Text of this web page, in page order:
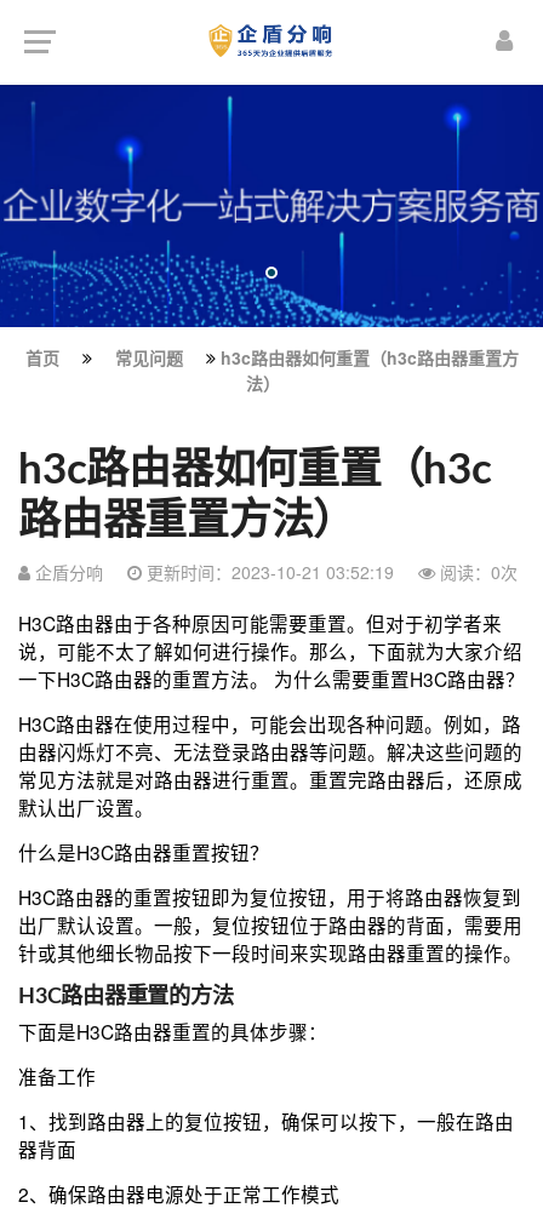
首页 常见问题
h3c路由器如何重置（h3c路由器重置方
法）
h3c路由器如何重置（h3c
路由器重置方法）
企盾分响 更新时间：2023-10-21 03:52:19 阅读： 0次
H3C路由器由于各种原因可能需要重置。但对于初学者来
说，可能不太了解如何进行操作。那么，下面就为大家介绍
一下H3C路由器的重置方法。 为什么需要重置H3C路由器？
H3C路由器在使用过程中，可能会出现各种问题。例如，路
由器闪烁灯不亮、无法登录路由器等问题。解决这些问题的
常见方法就是对路由器进行重置。重置完路由器后，还原成
默认出厂设置。
什么是H3C路由器重置按钮？
H3C路由器的重置按钮即为复位按钮，用于将路由器恢复到
出厂默认设置。一般，复位按钮位于路由器的背面，需要用
针或其他细长物品按下一段时间来实现路由器重置的操作。
H3C路由器重置的方法
下面是H3C路由器重置的具体步骤：
准备工作
1、找到路由器上的复位按钮，确保可以按下，一般在路由
器背面
2、确保路由器电源处于正常工作模式